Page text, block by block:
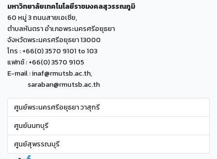
มหาวิทยาลัยเทคโนโลยีราชมงคลสุวรรณภูมิ
60 หมู่ 3 ถนนสายเอเซีย,
ตำบลหันตรา อำเภอพระนครศรีอยุธยา
จังหวัดพระนครศรีอยุธยา 13000
โทร : +66(0) 3570 9101 to 103
แฟกซ์ : +66(0) 3570 9105
E-mail : inaf@rmutsb.ac.th,
saraban@rmutsb.ac.th
ศูนย์พระนครศรีอยุธยา วาสุกรี
ศูนย์นนทบุรี
ศูนย์สุพรรณบุรี